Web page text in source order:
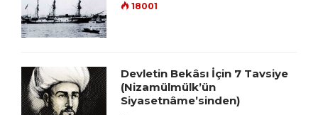
18001
Devletin Bekâsı İçin 7 Tavsiye
(Nizamülmülk’ün
Siyasetnâme’sinden)